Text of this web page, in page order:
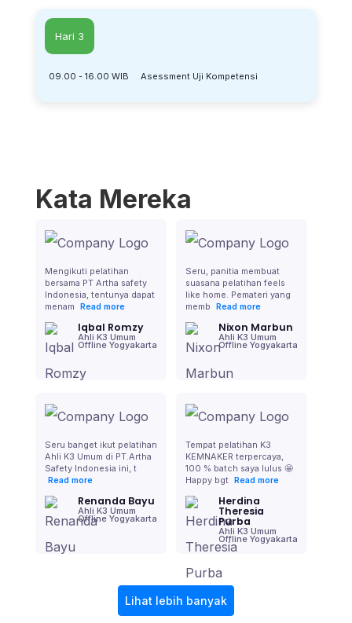
Hari 3
09.00 - 16.00 WIB Asessment Uji Kompetensi
Kata Mereka
Mengikuti pelatihan
bersama PT Artha safety
Indonesia, tentunya dapat
menam
Read more
Iqbal Romzy
Ahli K3 Umum
Offline Yogyakarta
Seru, panitia membuat
suasana pelatihan feels
like home. Pemateri yang
memb
Read more
Nixon Marbun
Ahli K3 Umum
Offline Yogyakarta
Seru banget ikut pelatihan
Ahli K3 Umum di PT.Artha
Safety Indonesia ini, t
Read more
Renanda Bayu
Ahli K3 Umum
Offline Yogyakarta
Tempat pelatihan K3
KEMNAKER terpercaya,
100 % batch saya lulus 🤩
Happy bgt Read more
Herdina
Theresia
Purba
Ahli K3 Umum
Offline Yogyakarta
Lihat lebih banyak